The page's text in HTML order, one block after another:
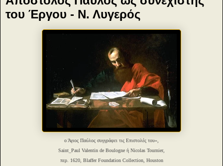
του Έργου - Ν. Λυγερός
ο Άγιος Παύλος συγγράφει τις Επιστολές του»,
Saint_Paul Valentin de Boulogne ή Nicolas Tournier,
περ. 1620, Blaffer Foundation Collection, Houston